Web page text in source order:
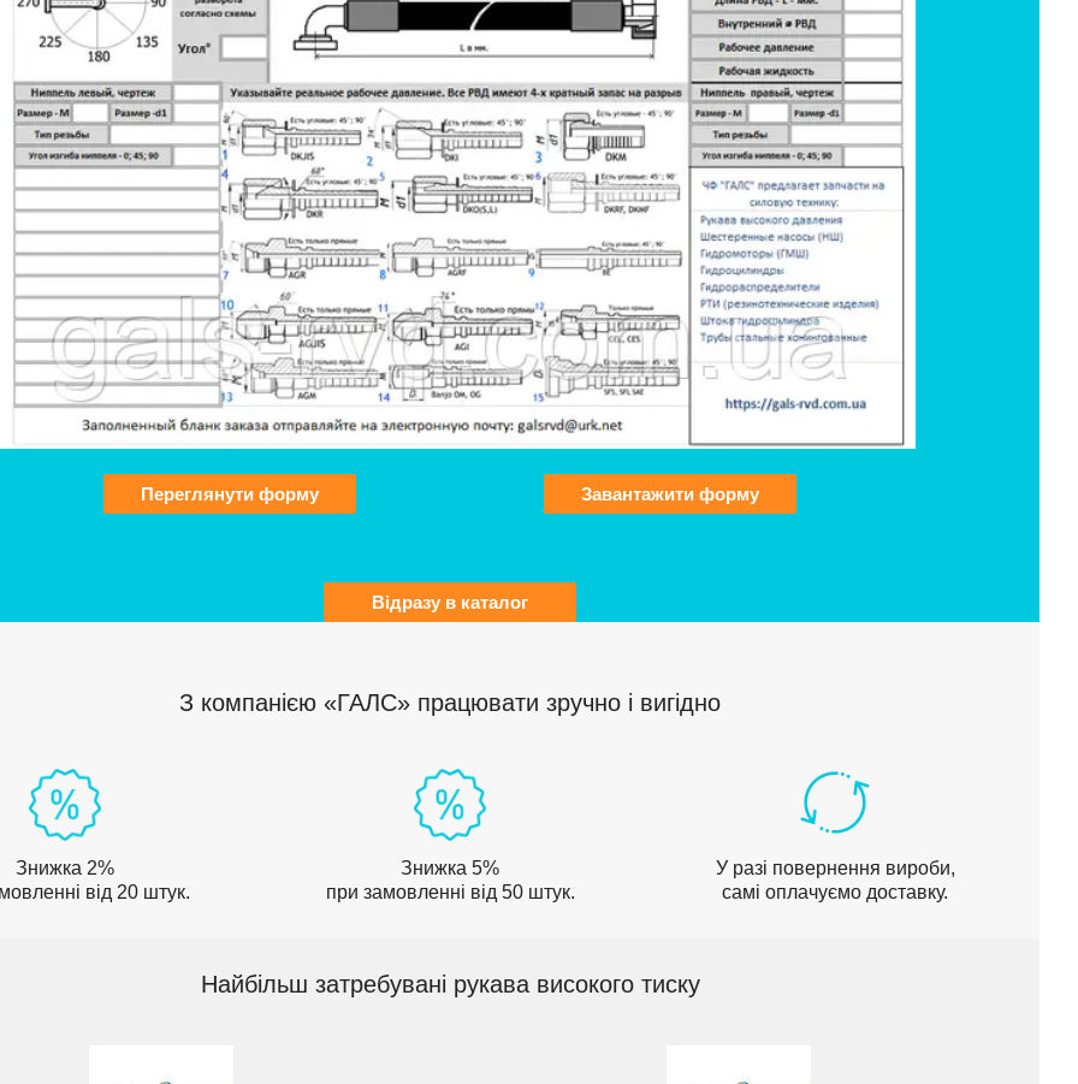
Переглянути форму Завантажити форму
Відразу в каталог
З компанією «ГАЛС» працювати зручно і вигідно
Знижка 2%
від 20 штук.
Знижка 5%
при замовленні від 50 штук.
У разі повернення вироби,
самі оплачуємо доставку.
Найбільш затребувані рукава високого тиску